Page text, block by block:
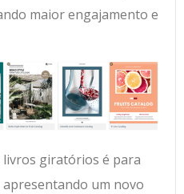
maior engajamento e
livros giratórios é para
apresentando um novo